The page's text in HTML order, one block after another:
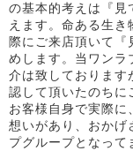
の基本的考えは『見
えます。命ある生
際にご来店頂いて『
めします。当ワンラ
介は致しております
認して頂いたのちに
お客様自身で実際に
想いがあり、おかげ
プグループとなって